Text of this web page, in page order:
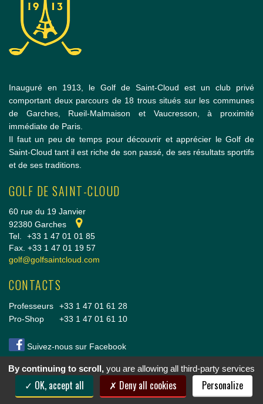
Inauguré en 1913, le Golf de Saint-Cloud est un club privé
comportant deux parcours de 18 trous situés sur les communes
de Garches, Rueil-Malmaison et Vaucresson, à proximité
immédiate de Paris.
Il faut un peu de temps pour découvrir et apprécier le Golf de
Saint-Cloud tant il est riche de son passé, de ses résultats sportifs
et de ses traditions.
GOLF DE SAINT-CLOUD
60 rue du 19 Janvier
92380 Garches
Tel.
+33 1 47 01 01 85
Fax. +33 1 47 01 19 57
golf@golfsaintcloud.com
CONTACTS
Professeurs
+33 1 47 01 61 28
Pro-Shop
+33 1 47 01 61 10
Suivez-nous sur Facebook
Copyright © 2014 Golf de Saint-Cloud |Conditions Générales de vente|Mentions légales
& crédits |Cookies|Politique de confidentialité Nous rejoindre
Réalisation vt-design
2014
By continuing to scroll, you are allowing all third-party services
OK, accept all Deny all cookies Personalize